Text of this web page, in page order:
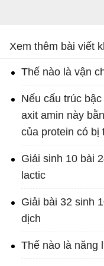
Xem thêm bài viết
Thế nào là vận
Nếu cấu trúc
axit amin này
của protein có bị
Giải sinh 10 bài
lactic
Giải bài 32 sinh
dịch
Thế nào là năng